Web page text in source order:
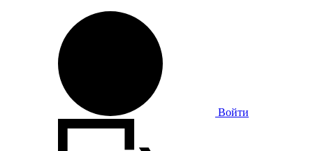
Войти